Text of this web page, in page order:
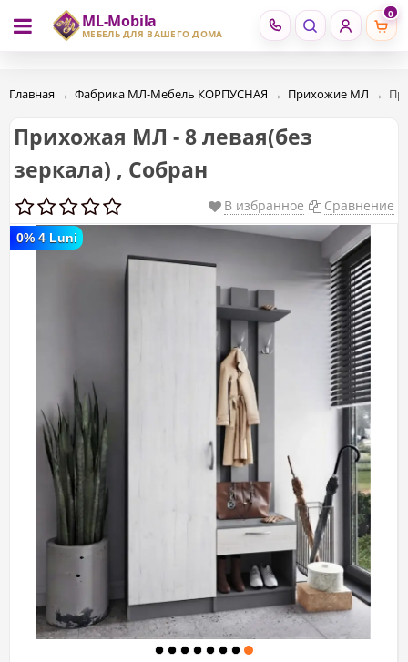
ML-Mobila
МЕБЕЛЬ ДЛЯ ВАШЕГО ДОМА
0
RU RO
Главная → Фабрика МЛ-Мебель КОРПУСНАЯ → Прихожие МЛ →
Прихожая МЛ - 8 левая(без
зеркала) , Собран
В избранное Сравнение
0% 4 Luni